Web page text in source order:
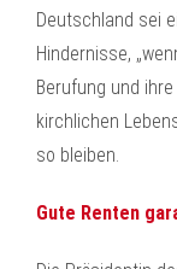
Deutschland sei
Hindernisse,
Berufung und
kirchlichen
so bleiben.
Gute Renten